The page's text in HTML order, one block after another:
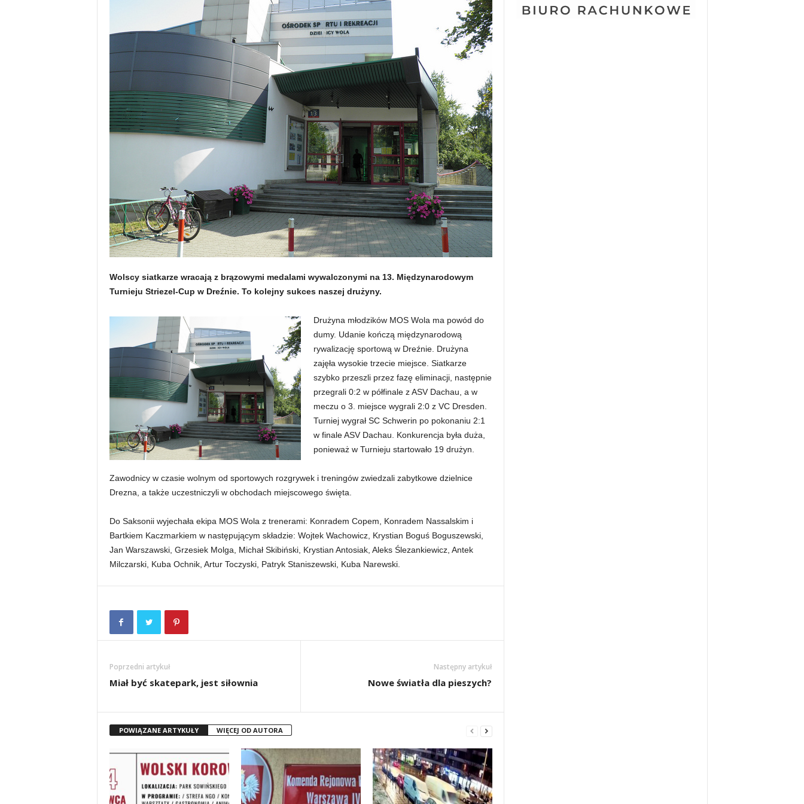
Wolscy siatkarze wracają z brązowymi medalami wywalczonymi na 13. Międzynarodowym
Turnieju Striezel-Cup w Dreźnie. To kolejny sukces naszej drużyny.
Drużyna młodzików MOS Wola ma powód do
dumy. Udanie kończą międzynarodową
rywalizację sportową w Dreźnie. Drużyna
zajęła wysokie trzecie miejsce. Siatkarze
szybko przeszli przez fazę eliminacji, następnie
przegrali 0:2 w półfinale z ASV Dachau, a w
meczu o 3. miejsce wygrali 2:0 z VC Dresden.
Turniej wygrał SC Schwerin po pokonaniu 2:1
w finale ASV Dachau. Konkurencja była duża,
ponieważ w Turnieju startowało 19 drużyn.
Zawodnicy w czasie wolnym od sportowych rozgrywek i treningów zwiedzali zabytkowe dzielnice
Drezna, a także uczestniczyli w obchodach miejscowego święta.
Do Saksonii wyjechała ekipa MOS Wola z trenerami: Konradem Copem, Konradem Nassalskim i
Bartkiem Kaczmarkiem w następującym składzie: Wojtek Wachowicz, Krystian Boguś Boguszewski,
Jan Warszawski, Grzesiek Molga, Michał Skibiński, Krystian Antosiak, Aleks Ślezankiewicz, Antek
Milczarski, Kuba Ochnik, Artur Toczyski, Patryk Staniszewski, Kuba Narewski.
Poprzedni artykuł
Miał być skatepark, jest siłownia
Następny artykuł
Nowe światła dla pieszych?
POWIĄZANE ARTYKUŁY WIĘCEJ OD AUTORA